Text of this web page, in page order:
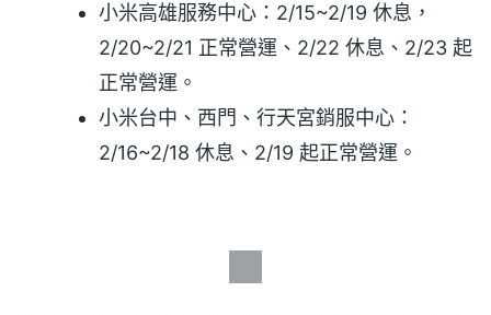
小米高雄服務中心：2/15~2/19 休息，
2/20~2/21 正常營運、2/22 休息、2/23 起
正常營運。
小米台中、西門、行天宮銷服中心：
2/16~2/18 休息、2/19 起正常營運。